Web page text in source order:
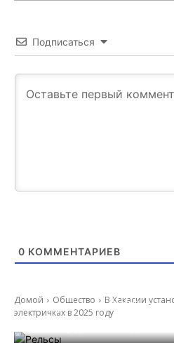
Подписаться
0 КОММЕНТАРИЕВ